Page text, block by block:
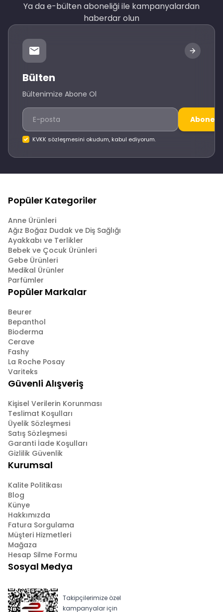
Ya da e-bülten aboneliği ile kampanyalardan
haberdar olun
Bülten
Bültenimize Abone Ol
Abone
KVKK sözleşmesini okudum, kabul ediyorum.
Popüler Kategoriler
Anne Ürünleri
Ağız Boğaz Dudak ve Diş Sağlığı
Ayakkabı ve Terlikler
Bebek ve Çocuk Ürünleri
Gebe Ürünleri
Medikal Ürünler
Parfümler
Popüler Markalar
Beurer
Bepanthol
Bioderma
Cerave
Fashy
La Roche Posay
Variteks
Güvenli Alışveriş
Kişisel Verilerin Korunması
Teslimat Koşulları
Üyelik Sözleşmesi
Satış Sözleşmesi
Garanti İade Koşulları
Gizlilik Güvenlik
Kurumsal
Kalite Politikası
Blog
Künye
Hakkımızda
Fatura Sorgulama
Müşteri Hizmetleri
Mağaza
Hesap Silme Formu
Sosyal Medya
Takipçilerimize özel
kampanyalar için